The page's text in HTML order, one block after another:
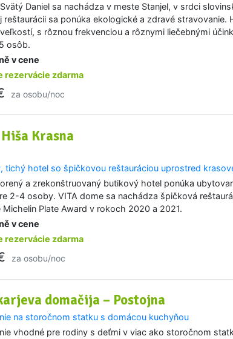
Daniel sa nachádza v meste Stanjel, v srdci
reštaurácii sa ponúka ekologické a zdravé stravovanie.
s rôznou frekvenciou a rôznymi liečebnými
osôb.
v cene
rezervácie zdarma
za osobu/noc
Krasna
tichý hotel so špičkovou reštauráciou uprostred
a zrekonštruovaný butikový hotel ponúka
2-4 osoby. VITA dome sa nachádza špičková
Michelin Plate Award v rokoch 2020 a 2021.
v cene
rezervácie zdarma
za osobu/noc
domačija – Postojna
na storočnom statku s domácou kuchyňou
vhodné pre rodiny s deťmi v viac ako storočnom